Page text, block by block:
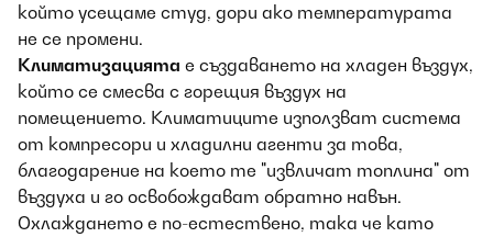
който усещаме студ, дори ако температурата
не се промени.
Климатизацията е създаването на хладен въздух,
който се смесва с горещия въздух на
помещението. Климатиците използват система
от компресори и хладилни агенти за това,
благодарение на което те "извличат топлина" от
въздуха и го освобождават обратно навън.
Охлаждането е по-естествено, така че като